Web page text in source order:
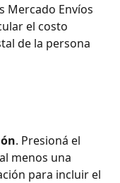
Mercado Envíos
el costo
de la persona
. Presioná el
menos una
para incluir el